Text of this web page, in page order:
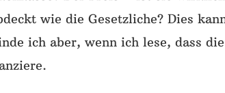
wie die Gesetzliche? Dies
ich aber, wenn ich lese, dass